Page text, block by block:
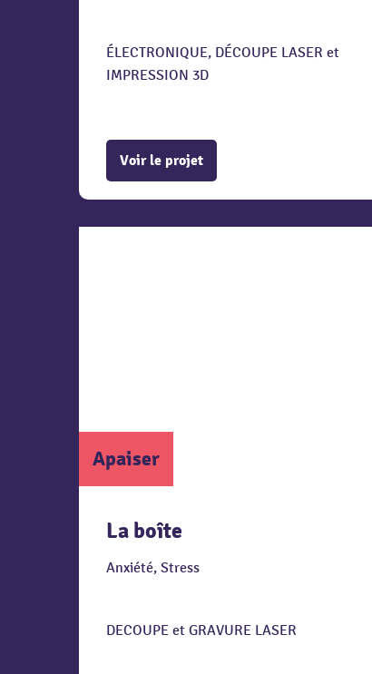
ÉLECTRONIQUE, DÉCOUPE LASER et
IMPRESSION 3D
Voir le projet
Apaiser
La boîte
Anxiété, Stress
DECOUPE et GRAVURE LASER